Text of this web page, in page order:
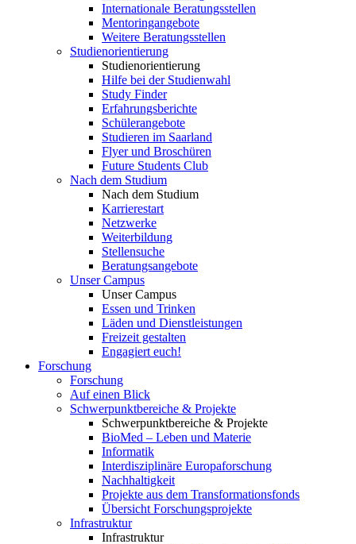
Internationale Beratungsstellen
Mentoringangebote
Weitere Beratungsstellen
Studienorientierung
Studienorientierung
Hilfe bei der Studienwahl
Study Finder
Erfahrungsberichte
Schülerangebote
Studieren im Saarland
Flyer und Broschüren
Future Students Club
Nach dem Studium
Nach dem Studium
Karrierestart
Netzwerke
Weiterbildung
Stellensuche
Beratungsangebote
Unser Campus
Unser Campus
Essen und Trinken
Läden und Dienstleistungen
Freizeit gestalten
Engagiert euch!
Forschung
Forschung
Auf einen Blick
Schwerpunktbereiche & Projekte
Schwerpunktbereiche & Projekte
BioMed – Leben und Materie
Informatik
Interdisziplinäre Europaforschung
Nachhaltigkeit
Projekte aus dem Transformationsfonds
Übersicht Forschungsprojekte
Infrastruktur
Infrastruktur